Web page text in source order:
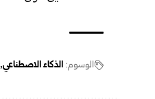
الوسوم: ‏الذكاء الاصطناعي